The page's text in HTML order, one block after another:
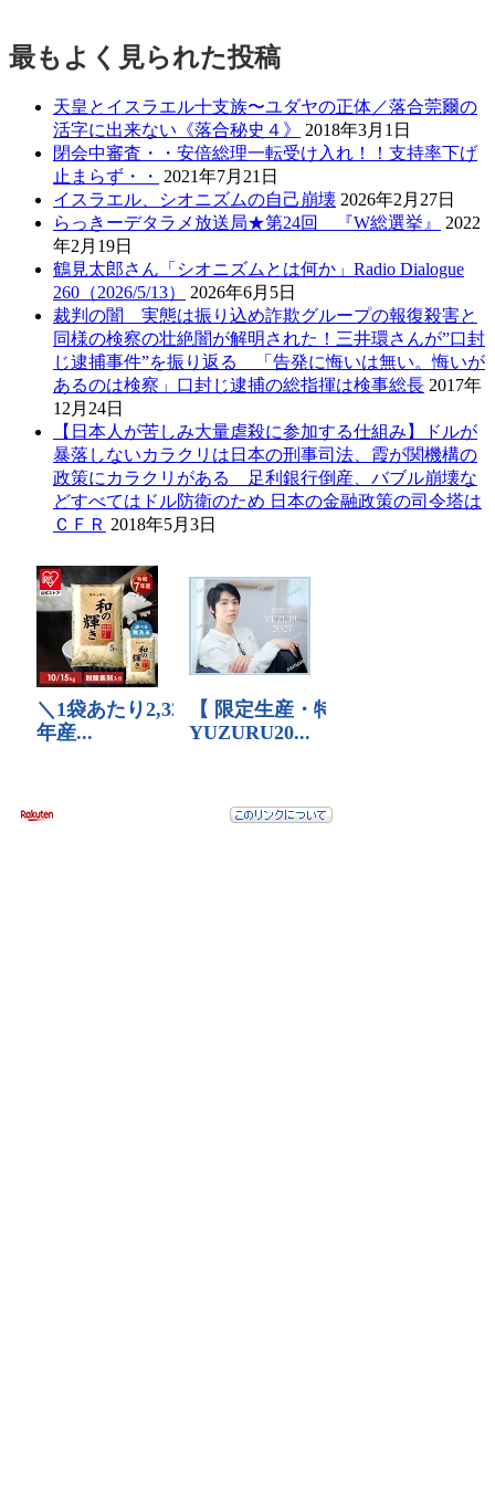
最もよく見られた投稿
天皇とイスラエル十支族〜ユダヤの正体／落合莞爾の
活字に出来ない《落合秘史４》
2018年3月1日
閉会中審査・・安倍総理一転受け入れ！！支持率下げ
止まらず・・ 2021年7月21日
イスラエル、シオニズムの自己崩壊 2026年2月27日
らっきーデタラメ放送局★第24回 『W総選挙』
2022
年2月19日
鶴見太郎さん「シオニズムとは何か」Radio Dialogue
260（2026/5/13）
2026年6月5日
裁判の闇 実態は振り込め詐欺グループの報復殺害と
同様の検察の壮絶闇が解明された！三井環さんが”口封
じ逮捕事件”を振り返る 「告発に悔いは無い。悔いが
あるのは検察」口封じ逮捕の総指揮は検事総長 2017年
12月24日
【日本人が苦しみ大量虐殺に参加する仕組み】ドルが
暴落しないカラクリは日本の刑事司法、霞が関機構の
政策にカラクリがある 足利銀行倒産、バブル崩壊な
どすべてはドル防衛のため 日本の金融政策の司令塔は
ＣＦＲ 2018年5月3日